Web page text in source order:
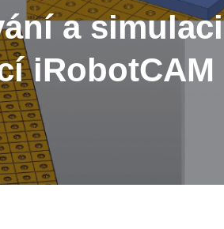
a simulaci
iRobotCAM